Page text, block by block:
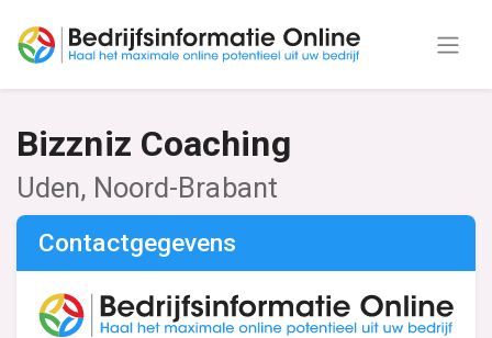
Bizzniz Coaching
Uden, Noord-Brabant
Contactgegevens